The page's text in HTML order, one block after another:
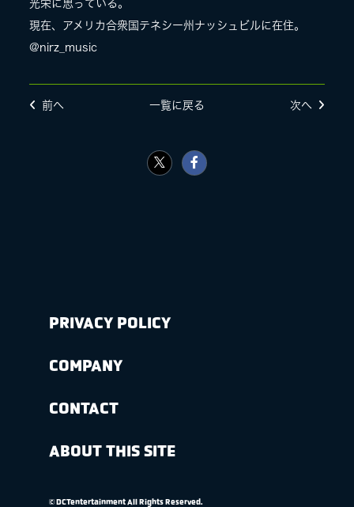
光栄に思っている。
現在、アメリカ合衆国テネシー州ナッシュビルに在住。
@nirz_music
前へ 一覧に戻る 次へ
PRIVACY POLICY
COMPANY
CONTACT
ABOUT THIS SITE
© DCTentertainment All Rights Reserved.